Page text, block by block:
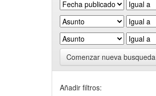
Comenzar nueva busqueda
Añadir filtros: